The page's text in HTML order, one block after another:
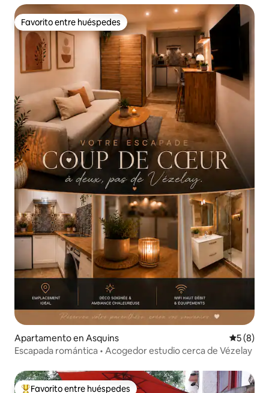
Favorito entre huéspedes
Favorito entre huéspedes
Apartamento en Asquins
5 (8)
Escapada romántica • Acogedor estudio cerca de Vézelay
Favorito entre huéspedes